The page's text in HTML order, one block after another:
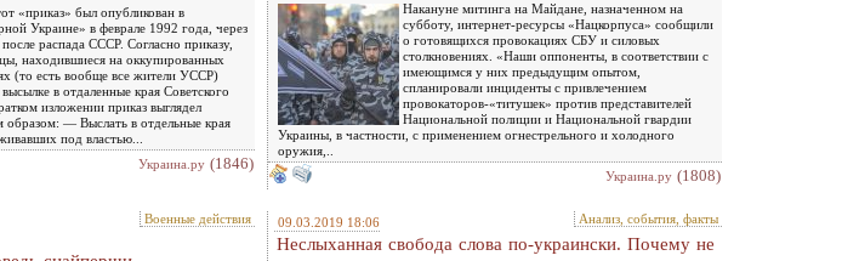
«приказ» был опубликован в
Украине» в феврале 1992 года, через
после распада СССР. Согласно приказу,
находившиеся на оккупированных
(то есть вообще все жители УССР)
в отдаленные края Советского
изложении приказ выглядел
— Выслать в отдельные края
под властью...
Украина.ру (1846)
Накануне митинга на Майдане, назначенном на
субботу, интернет-ресурсы «Нацкорпуса» сообщили
о готовящихся провокациях СБУ и силовых
столкновениях. «Наши оппоненты, в соответствии с
имеющимся у них предыдущим опытом,
спланировали инциденты с привлечением
провокаторов-«титушек» против представителей
Национальной полиции и Национальной гвардии
Украины, в частности, с применением огнестрельного и холодного
оружия,..
Украина.ру (1808)
Военные действия 09.03.2019 18:06 Анализ, события, факты
Неслыханная свобода слова по-украински. Почему не